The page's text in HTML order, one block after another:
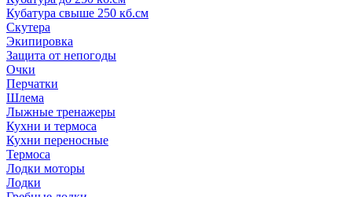
Кубатура свыше 250 кб.см
Скутера
Экипировка
Защита от непогоды
Очки
Перчатки
Шлема
Лыжные тренажеры
Кухни и термоса
Кухни переносные
Термоса
Лодки моторы
Лодки